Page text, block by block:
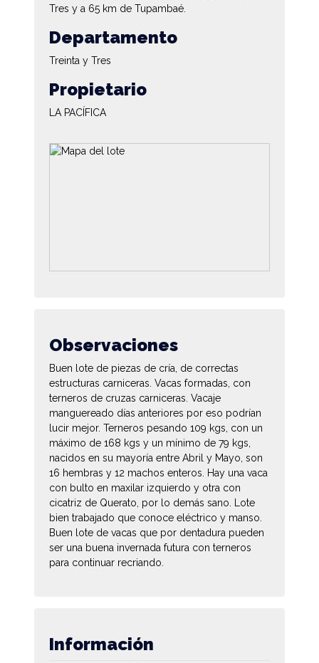
Tres y a 65 km de Tupambaé.
Departamento
Treinta y Tres
Propietario
LA PACÍFICA
Observaciones
Buen lote de piezas de cría, de correctas
estructuras carniceras. Vacas formadas, con
terneros de cruzas carniceras. Vacaje
manguereado días anteriores por eso podrían
lucir mejor. Terneros pesando 109 kgs, con un
máximo de 168 kgs y un mínimo de 79 kgs,
nacidos en su mayoría entre Abril y Mayo, son
16 hembras y 12 machos enteros. Hay una vaca
con bulto en maxilar izquierdo y otra con
cicatriz de Querato, por lo demás sano. Lote
bien trabajado que conoce eléctrico y manso.
Buen lote de vacas que por dentadura pueden
ser una buena invernada futura con terneros
para continuar recriando.
Información